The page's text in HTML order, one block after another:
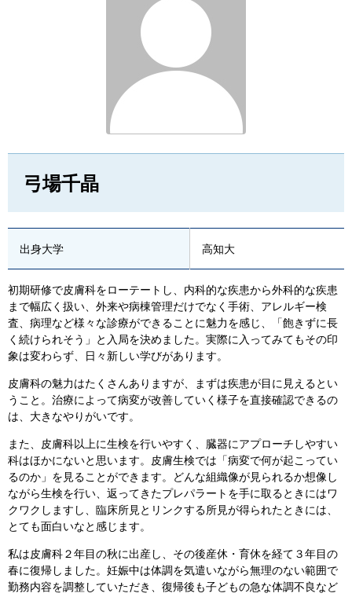
弓場千晶
出身大学 高知大
初期研修で皮膚科をローテートし、内科的な疾患から外科的な疾患
まで幅広く扱い、外来や病棟管理だけでなく手術、アレルギー検
査、病理など様々な診療ができることに魅力を感じ、「飽きずに長
く続けられそう」と入局を決めました。実際に入ってみてもその印
象は変わらず、日々新しい学びがあります。
皮膚科の魅力はたくさんありますが、まずは疾患が目に見えるとい
うこと。治療によって病変が改善していく様子を直接確認できるの
は、大きなやりがいです。
また、皮膚科以上に生検を行いやすく、臓器にアプローチしやすい
科はほかにないと思います。皮膚生検では「病変で何が起こってい
るのか」を見ることができます。どんな組織像が見られるか想像し
ながら生検を行い、返ってきたプレパラートを手に取るときにはワ
クワクしますし、臨床所見とリンクする所見が得られたときには、
とても面白いなと感じます。
私は皮膚科２年目の秋に出産し、その後産休・育休を経て３年目の
春に復帰しました。妊娠中は体調を気遣いながら無理のない範囲で
勤務内容を調整していただき、復帰後も子どもの急な体調不良など